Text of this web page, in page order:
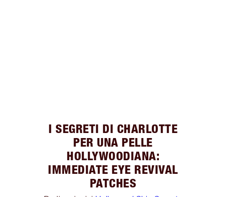
I SEGRETI DI CHARLOTTE
PER UNA PELLE
HOLLYWOODIANA:
IMMEDIATE EYE REVIVAL
PATCHES